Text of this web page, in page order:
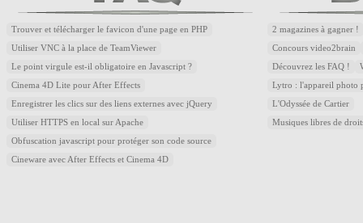
Trouver et télécharger le favicon d'une page en PHP
Utiliser VNC à la place de TeamViewer
Le point virgule est-il obligatoire en Javascript ?
Cinema 4D Lite pour After Effects
Enregistrer les clics sur des liens externes avec jQuery
Utiliser HTTPS en local sur Apache
Obfuscation javascript pour protéger son code source
Cineware avec After Effects et Cinema 4D
2 magazines à gagner !
Concours video2brain
Découvrez les FAQ !
Lytro : l'appareil photo
L'Odyssée de Cartier
Musiques libres de